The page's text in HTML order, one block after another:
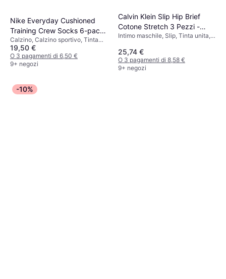
Nike Everyday Cushioned
Training Crew Socks 6-pack
- White/Black
Calzino, Calzino sportivo, Tinta
unita, Materiale: Cotone, Nylon,
Poliestere,
Elastane/Lycra/Spandex, Elastico,
19,50 €
O 3 pagamenti di 6,50 €
9+ negozi
Calvin Klein Slip Hip Brief
Cotone Stretch 3 Pezzi -
Nero
Intimo maschile, Slip, Tinta unita,
Elastane/Lycra/Spandex, Cotone
25,74 €
O 3 pagamenti di 8,58 €
9+ negozi
-10%